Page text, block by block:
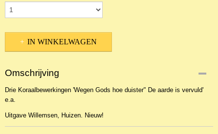
IN WINKELWAGEN
Omschrijving
Drie Koraalbewerkingen 'Wegen Gods hoe duister" De aarde is vervuld'
e.a.
Uitgave Willemsen, Huizen. Nieuw!